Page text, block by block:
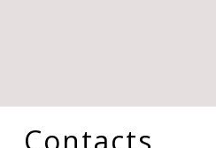
Contacts